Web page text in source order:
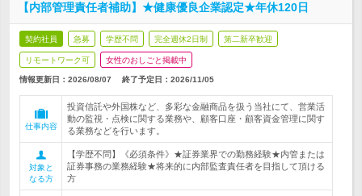
【内部管理責任者補助】★健康優良企業認定★年休120日
契約社員 急募 学歴不問 完全週休2日制 第二新卒歓迎
リモートワーク可 女性のおしごと掲載中
情報更新日：2026/08/07 終了予定日： 2026/11/05
仕事内容
投資信託や外国株など、多彩な金融商品を扱う当社にて、営業活
動の監視・点検に関する業務や、顧客口座・顧客資金管理に関す
る業務などを行います。
対象と
なる方
【学歴不問】《必須条件》★証券業界での勤務経験★内管または
証券事務の業務経験★将来的に内部監査責任者を目指して頂ける
方